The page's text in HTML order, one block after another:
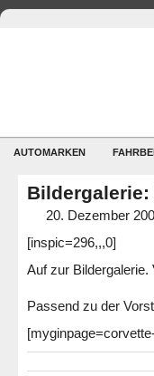
AUTOMARKEN
Bildergalerie:
20. Dezember
[inspic=296,,,0]
Auf zur Bildergalerie.
Passend zu der